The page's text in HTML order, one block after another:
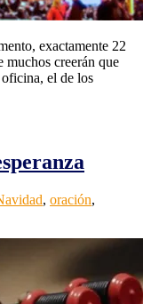
exactamente 22
muchos creerán que
el de los
, oración,